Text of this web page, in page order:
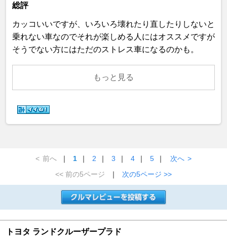
総評
カッコいいですが、いろいろ壊れたり直したりしないと
乗れない車なのでそれが楽しめる人にはオススメですが
そうでない方にはただのストレス車になるのかも。
もっと見る
< 前へ ｜ 1 ｜ 2 ｜ 3 ｜ 4 ｜ 5 ｜ 次へ >
<< 前の5ページ
｜ 次の5ページ >>
トヨタ ランドクルーザープラド